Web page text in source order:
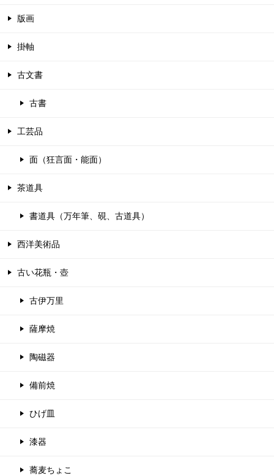
版画
掛軸
古文書
古書
工芸品
面（狂言面・能面）
茶道具
書道具（万年筆、硯、古道具）
西洋美術品
古い花瓶・壺
古伊万里
薩摩焼
陶磁器
備前焼
ひげ皿
漆器
蕎麦ちょこ